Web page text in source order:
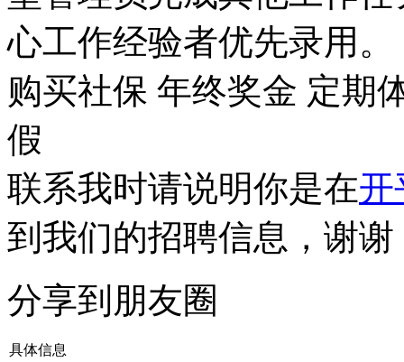
心工作经验者优先录用
购买社保 年终奖金 定期
假
联系我时请说明你是在开
到我们的招聘信息，谢谢
分享到朋友圈
具体信息